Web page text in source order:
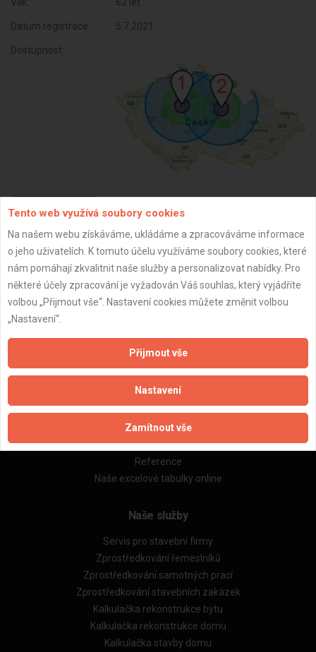
Datum registrace: 5.7.2021
Dostupnost:
ZPĚT
Aktualizováno z portálu ARES dne 31.12.2023 03:00:13
Důležité informace
Naše firmy a řemeslníci
Zpracování a ochrana osobních údajů
Zásady pro používání souborů cookie
Obchodní podmínky (zprostředkování)
Obchodní podmínky (rozpočtování)
Reference
Naše excelové tabulky online
Naše služby
Servis pro stavební firmy
Zprostředkování řemeslníků
Zprostředkování samotných prací
Zprostředkování stavebních zakázek
Kalkulačka rekonstrukce bytu
Kalkulačka rekonstrukce domu
Kalkulačka stavby domu
Tento web využívá soubory cookies
Na našem webu získáváme, ukládáme a zpracováváme informace
o jeho uživatelích. K tomuto účelu využíváme soubory cookies, které
nám pomáhají zkvalitnit naše služby a personalizovat nabídky. Pro
některé účely zpracování je vyžadován Váš souhlas, který vyjádříte
volbou „Přijmout vše“. Nastavení cookies můžete změnit volbou
„Nastavení“.
Přijmout vše
Nastavení
Zamítnout vše